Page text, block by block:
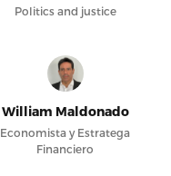
Politics and justice
William Maldonado
Economista y Estratega
Financiero